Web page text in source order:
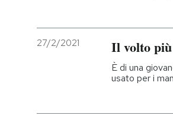
27/2/2021 Il volto
È di una
usato per i